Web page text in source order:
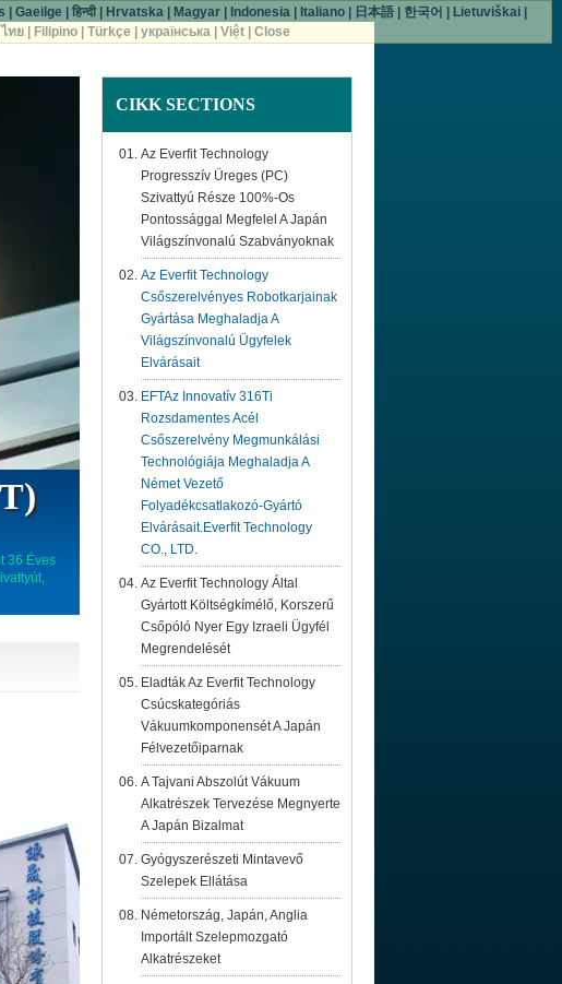
36 Éves
CIKK SECTIONS
Az Everfit Technology
Progresszív Üreges (PC)
Szivattyú Része 100%-Os
Pontossággal Megfelel A Japán
Világszínvonalú Szabványoknak
Az Everfit Technology
Csőszerelvényes Robotkarjainak
Gyártása Meghaladja A
Világszínvonalú Ügyfelek
Elvárásait
EFTAz Innovatív 316Ti
Rozsdamentes Acél
Csőszerelvény Megmunkálási
Technológiája Meghaladja A
Német Vezető
Folyadékcsatlakozó-Gyártó
Elvárásait.Everfit Technology
CO., LTD.
Az Everfit Technology Által
Gyártott Költségkímélő, Korszerű
Csőpóló Nyer Egy Izraeli Ügyfél
Megrendelését
Eladták Az Everfit Technology
Csúcskategóriás
Vákuumkomponensét A Japán
Félvezetőiparnak
A Tajvani Abszolút Vákuum
Alkatrészek Tervezése Megnyerte
A Japán Bizalmat
Gyógyszerészeti Mintavevő
Szelepek Ellátása
Németország, Japán, Anglia
Importált Szelepmozgató
Alkatrészeket
Gaeilge हिन्दी| Hrvatska| Magyar| Indonesia| Italiano| 日本語| 한국어 Lietuviškai|
|ไทย Filipino |Türkçe |українська |Việt |Close